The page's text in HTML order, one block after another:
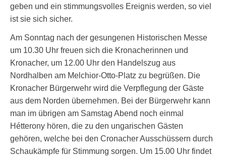
geben und ein stimmungsvolles Ereignis werden, so viel
ist sie sich sicher.
Am Sonntag nach der gesungenen Historischen Messe
um 10.30 Uhr freuen sich die Kronacherinnen und
Kronacher, um 12.00 Uhr den Handelszug aus
Nordhalben am Melchior-Otto-Platz zu begrüßen. Die
Kronacher Bürgerwehr wird die Verpflegung der Gäste
aus dem Norden übernehmen. Bei der Bürgerwehr kann
man im übrigen am Samstag Abend noch einmal
Hétterony hören, die zu den ungarischen Gästen
gehören, welche bei den Cronacher Ausschüssern durch
Schaukämpfe für Stimmung sorgen. Um 15.00 Uhr findet